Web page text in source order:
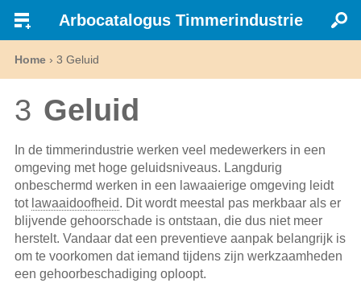
Arbocatalogus Timmerindustrie
Home › 3 Geluid
3 Geluid
In de timmerindustrie werken veel medewerkers in een
omgeving met hoge geluidsniveaus. Langdurig
onbeschermd werken in een lawaaierige omgeving leidt
tot lawaaidoofheid. Dit wordt meestal pas merkbaar als er
blijvende gehoorschade is ontstaan, die dus niet meer
herstelt. Vandaar dat een preventieve aanpak belangrijk is
om te voorkomen dat iemand tijdens zijn werkzaamheden
een gehoorbeschadiging oploopt.